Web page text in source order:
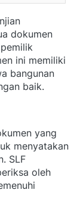
dokumen
ini memiliki
bangunan
baik.
yang
menyatakan
SLF
oleh